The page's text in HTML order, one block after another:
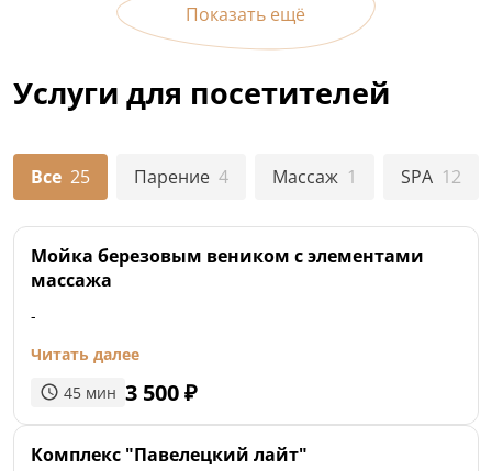
Показать ещё
Услуги для посетителей
Все 25 Парение 4 Массаж 1 SPA 12
Мойка березовым веником с элементами
массажа
-
Читать далее
45 мин 3 500₽
Комплекс "Павелецкий лайт"